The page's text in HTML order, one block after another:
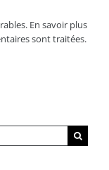
En savoir plus
sont traitées.